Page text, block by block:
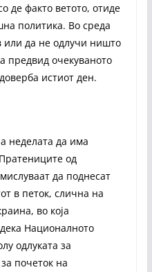
де факто ветото, отиде
политика. Во среда
или да не одлучи ништо
предвид очекуваното
истиот ден.
неделата да има
од
да поднесат
в петок, слична на
во која
Националното
одлуката за
почеток на